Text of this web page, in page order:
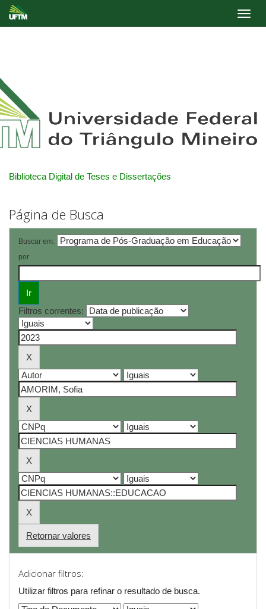
Biblioteca Digital de Teses e Dissertações
Página de Busca
Buscar em:
por
Filtros correntes:
Retornar valores
Adicionar filtros:
Utilizar filtros para refinar o resultado de busca.